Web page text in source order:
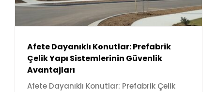
Afete Dayanıklı Konutlar: Prefabrik
Çelik Yapı Sistemlerinin Güvenlik
Avantajları
Afete Dayanıklı Konutlar: Prefabrik Çelik